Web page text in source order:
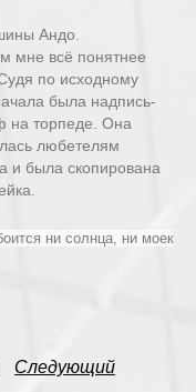
Андо.
мне всё понятнее
по исходному
была надпись-
на торпеде. Она
любетелям
и была скопирована
ни солнца, ни моек
Следующий